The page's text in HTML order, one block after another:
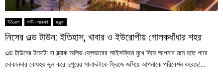
ইউরোপ পর্যটন আকর্ষণ ফ্রান্স
নিসের ওল্ড টাউন: ইতিহাস, খাবার ও ইউরোপীয় গোলকধাঁধার শহর
ওল্ড টাউনের টমেটো বা ব্ল্যাক অলিভ ফ্লেভারের আইসক্রিম মুখে দিয়ে আপনার মনে হতে পারে
দোকানদার বোধহয় ভুল করে দুপুরের সালাদটাকে ফ্রিজে জমিয়ে আপনাকে পরিবেশন করেছে!...